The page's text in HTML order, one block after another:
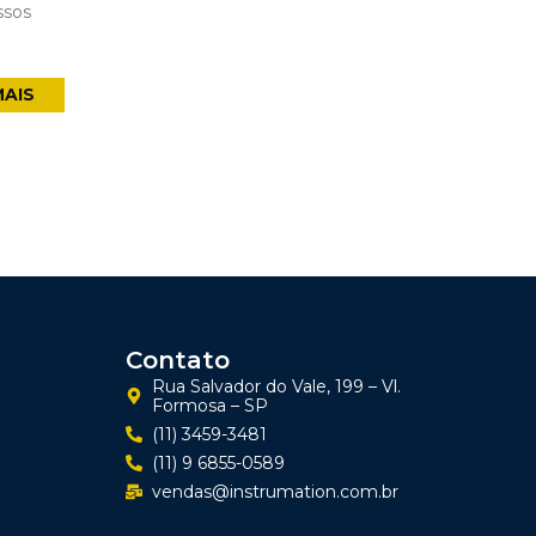
Contato
Rua Salvador do Vale, 199 – Vl.
Formosa – SP
(11) 3459-3481
(11) 9 6855-0589
vendas@instrumation.com.br